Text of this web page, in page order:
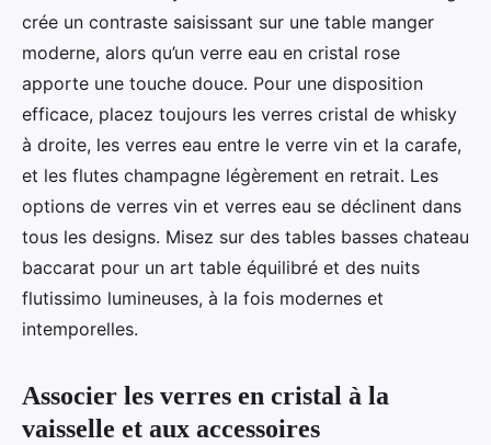
crée un contraste saisissant sur une table manger
moderne, alors qu’un verre eau en cristal rose
apporte une touche douce. Pour une disposition
efficace, placez toujours les verres cristal de whisky
à droite, les verres eau entre le verre vin et la carafe,
et les flutes champagne légèrement en retrait. Les
options de verres vin et verres eau se déclinent dans
tous les designs. Misez sur des tables basses chateau
baccarat pour un art table équilibré et des nuits
flutissimo lumineuses, à la fois modernes et
intemporelles.
Associer les verres en cristal à la
vaisselle et aux accessoires